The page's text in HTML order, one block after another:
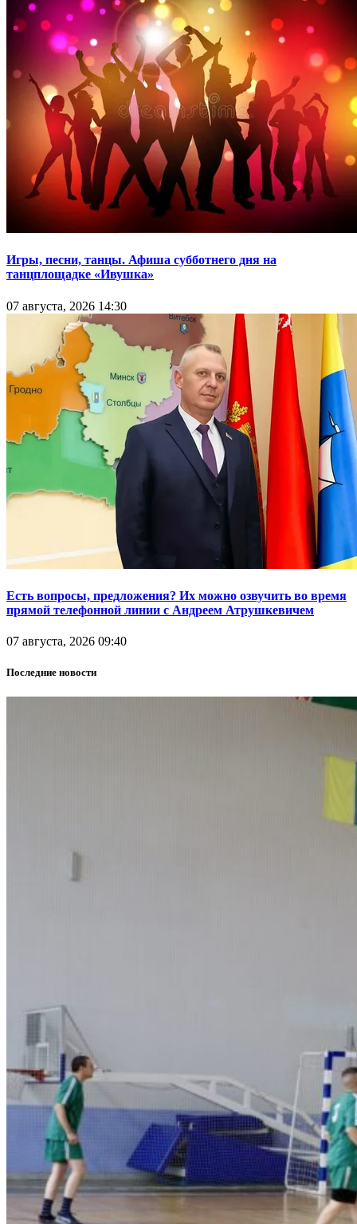
Игры, песни, танцы. Афиша субботнего дня на
танцплощадке «Ивушка»
07 августа, 2026 14:30
Есть вопросы, предложения? Их можно озвучить во время
прямой телефонной линии с Андреем Атрушкевичем
07 августа, 2026 09:40
Последние новости